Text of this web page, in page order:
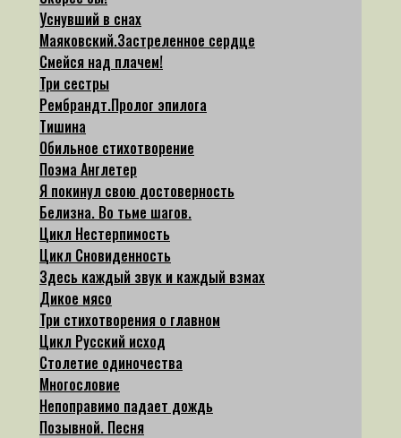
Уснувший в снах
Маяковский.Застреленное сердце
Смейся над плачем!
Три сестры
Рембрандт.Пролог эпилога
Тишина
Обильное стихотворение
Поэма Англетер
Я покинул свою достоверность
Белизна. Во тьме шагов.
Цикл Нестерпимость
Цикл Сновиденность
Здесь каждый звук и каждый взмах
Дикое мясо
Три стихотворения о главном
Цикл Русский исход
Столетие одиночества
Многословие
Непоправимо падает дождь
Позывной. Песня